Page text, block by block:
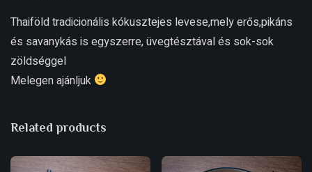
Thaiföld tradicionális kókusztejes levese,mely erős,pikáns
és savanykás is egyszerre, üvegtésztával és sok-sok
zöldséggel
Melegen ajánljuk
Related products